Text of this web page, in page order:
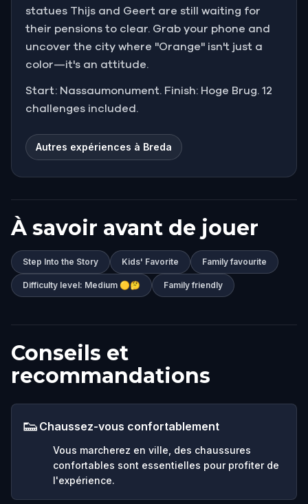
statues Thijs and Geert are still waiting for
their pensions to clear. Grab your phone and
uncover the city where "Orange" isn't just a
color—it's an attitude.
Start: Nassaumonument. Finish: Hoge Brug. 12
challenges included.
Autres expériences à Breda
À savoir avant de jouer
Step Into the Story Kids' Favorite Family favourite
Difficulty level: Medium 🟡🤔 Family friendly
Conseils et
recommandations
👟 Chaussez-vous confortablement
Vous marcherez en ville, des chaussures
confortables sont essentielles pour profiter de
l'expérience.